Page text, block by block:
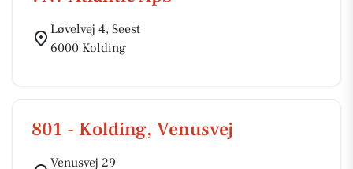
Løvelvej 4, Seest
6000 Kolding
801 - Kolding, Venusvej
Venusvej 29